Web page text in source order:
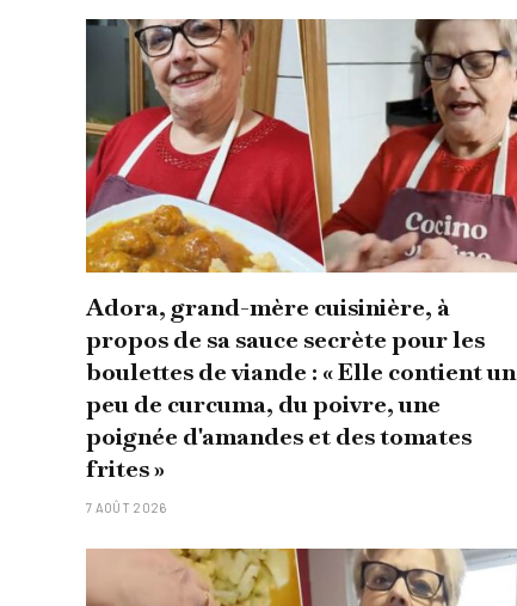
Adora, grand-mère cuisinière, à
propos de sa sauce secrète pour les
boulettes de viande : « Elle contient un
peu de curcuma, du poivre, une
poignée d'amandes et des tomates
frites »
7 AOÛT 2026